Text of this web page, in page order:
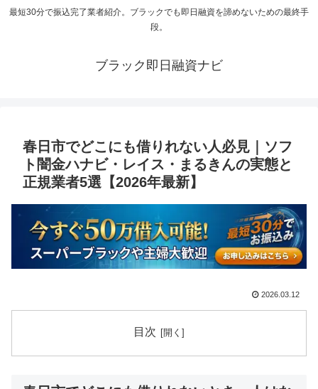
最短30分で振込完了業者紹介。ブラックでも即日融資を諦めないための最終手
段。
ブラック即日融資ナビ
春日市でどこにも借りれない人必見｜ソフ
ト闇金ハナビ・レイス・まるきんの実態と
正規業者5選【2026年最新】
2026.03.12
目次